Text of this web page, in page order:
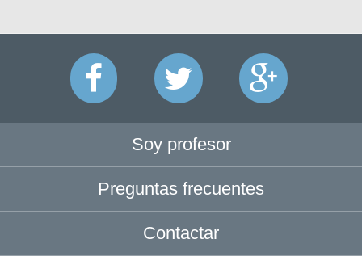
Soy profesor
Preguntas frecuentes
Contactar